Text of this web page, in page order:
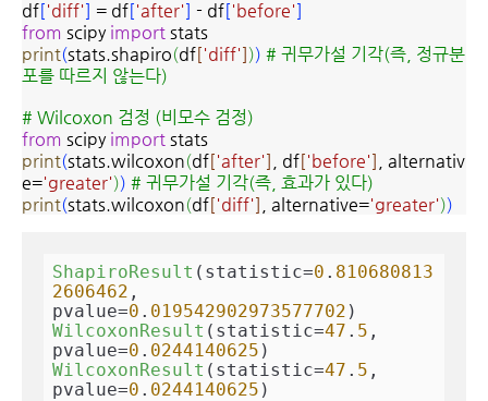
df['diff'] = df['after'] - df['before']
from scipy import stats
print(stats.shapiro(df['diff'])) # 귀무가설 기각(즉, 정규분
포를 따르지 않는다)
# Wilcoxon 검정 (비모수 검정)
from scipy import stats
print(stats.wilcoxon(df['after'] , df['before'] , alternativ
e='greater')) # 귀무가설 기각(즉, 효과가 있다)
print(stats.wilcoxon(df['diff'] , alternative='greater'))
ShapiroResult (statistic=0 . 810680813
2606462 ,
pvalue=0 . 019542902973577702
WilcoxonResult (statistic=47 . 5 ,
pvalue=0 . 0244140625
WilcoxonResult (statistic=47 . 5 ,
pvalue=0 . 0244140625 )